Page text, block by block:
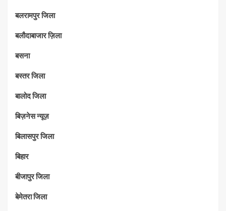
बलरामपुर जिला
बलौदाबाजार ज़िला
बसना
बस्तर जिला
बालोद जिला
बिज़नेस न्यूज़
बिलासपुर जिला
बिहार
बीजापुर जिला
बेमेतरा जिला